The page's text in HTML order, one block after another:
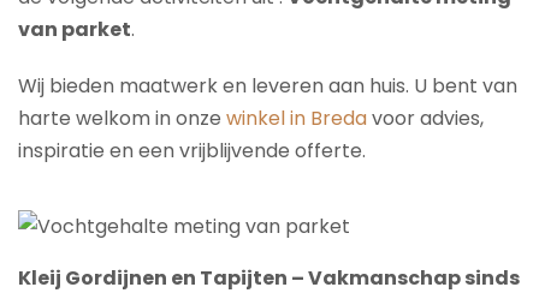
van parket.
Wij bieden maatwerk en leveren aan huis. U bent van
harte welkom in onze winkel in Bredavoor advies,
inspiratie en een vrijblijvende offerte.
Kleij Gordijnen en Tapijten – Vakmanschap sinds